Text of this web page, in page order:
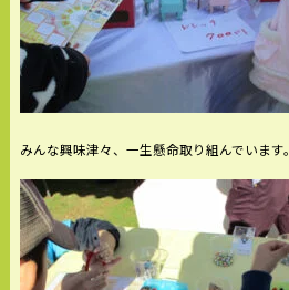
みんな興味津々、一生懸命取り組んでいます。